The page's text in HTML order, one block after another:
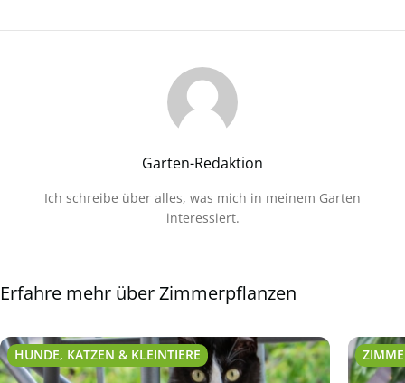
Garten-Redaktion
Ich schreibe über alles, was mich in meinem Garten
interessiert.
Erfahre mehr über Zimmerpflanzen
HUNDE, KATZEN & KLEINTIERE